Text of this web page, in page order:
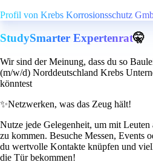
Profil von Krebs Korrosionsschutz
StudySmarter Expertenrat🤫
Wir sind der Meinung, dass du so
(m/w/d) Norddeutschland Krebs
könntest
✨Netzwerken, was das Zeug hält!
Nutze jede Gelegenheit, um mit Leuten
zu kommen. Besuche Messen, Events
du wertvolle Kontakte knüpfen und
die Tür bekommen!